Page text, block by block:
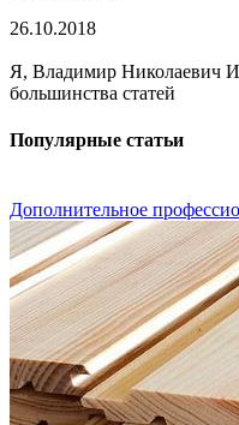
26.10.2018
Я, Владимир Николаевич
большинства статей
Популярные статьи
Дополнительное